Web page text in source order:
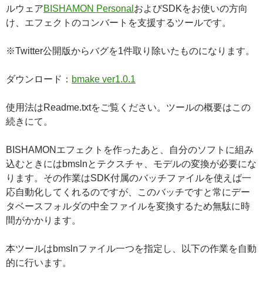
ルウェアBISHAMON Personal およびSDKをお使いの方向
け、エフェクトのコンバートを支援するツールです。
※Twitter公開版からバグを1件取り除いたものになります。
ダウンロード： bmake ver1.0.1
使用法はReadme.txtをご覧ください。ツールの概要はこの
続きにて。
BISHAMONエフェクトを作ったあと、自分のソフトに組み
込むときにはbmslnとテクスチャ、モデルの変換が必要にな
ります。その作業はSDK付属のバッチファイルを使えば一
応自動化してくれるのですが、このバッチですと常にデー
タベースフォルダの中全ファイルを変換するため無駄に時
間がかかります。
本ツールはbmslnファイル一つを指定し、以下の作業を自動
的に行います。